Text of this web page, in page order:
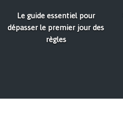
Le guide essentiel pour
dépasser le premier jour des
règles